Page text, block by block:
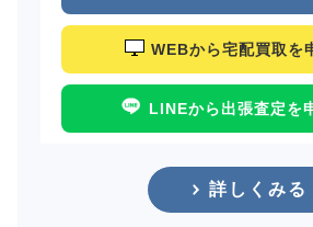
WEBから宅配買取を
LINEから出張査定を
詳しくみる